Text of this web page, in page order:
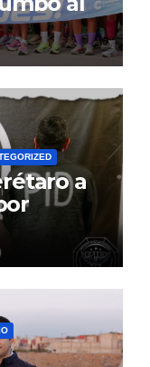
a
de